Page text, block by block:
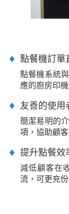
點餐機訂單
點餐機系統
應的廚房印
友善的使用
簡潔易明的
項，協助顧
提升點餐效
減低顧客在
流，可更充